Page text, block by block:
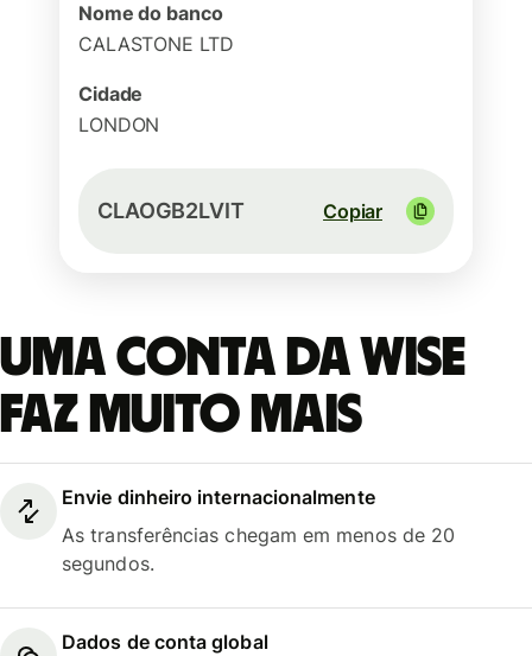
Nome do banco
CALASTONE LTD
Cidade
LONDON
CLAOGB2LVIT Copiar
Uma conta da Wise
faz muito mais
Envie dinheiro internacionalmente
As transferências chegam em menos de 20
segundos.
Dados de conta global